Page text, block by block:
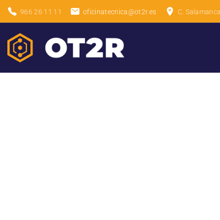
966 26 11 11 oficinatecnica@ot2r.es C.